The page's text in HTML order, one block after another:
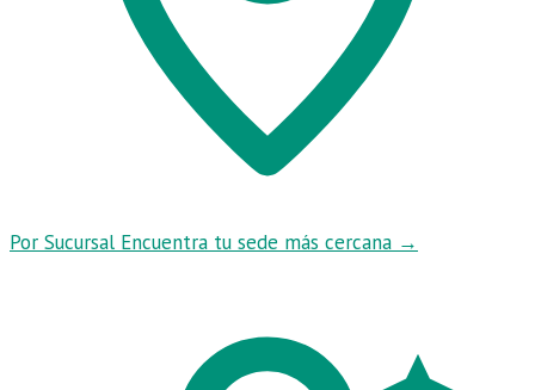
Por Sucursal Encuentra tu sede más cercana →